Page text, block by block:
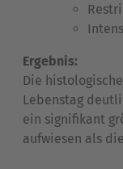
Ergebnis:
Die
Lebenstag
ein signifikant
aufwiesen als